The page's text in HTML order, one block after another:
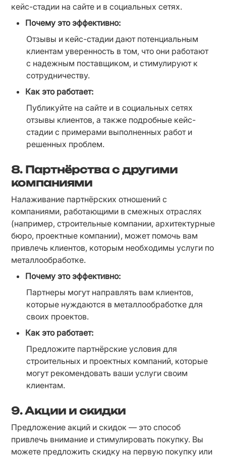
кейс-стадии на сайте и в социальных сетях.
Почему это эффективно:
Отзывы и кейс-стадии дают потенциальным
клиентам уверенность в том, что они работают
с надежным поставщиком, и стимулируют к
сотрудничеству.
Как это работает:
Публикуйте на сайте и в социальных сетях
отзывы клиентов, а также подробные кейс-
стадии с примерами выполненных работ и
решенных проблем.
8. Партнёрства с другими
компаниями
Налаживание партнёрских отношений с
компаниями, работающими в смежных отраслях
(например, строительные компании, архитектурные
бюро, проектные компании), может помочь вам
привлечь клиентов, которым необходимы услуги по
металлообработке.
Почему это эффективно:
Партнеры могут направлять вам клиентов,
которые нуждаются в металлообработке для
своих проектов.
Как это работает:
Предложите партнёрские условия для
строительных и проектных компаний, которые
могут рекомендовать ваши услуги своим
клиентам.
9.Акции и скидки
Предложение акций и скидок — это способ
привлечь внимание и стимулировать покупку. Вы
можете предложить скидку на первую покупку или